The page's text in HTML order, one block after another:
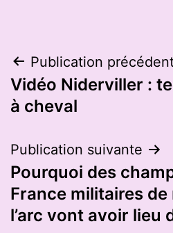
Navigation
de
Publication
Vidéo Niderviller :
à cheval
Publication suivante
Pourquoi des
France militaires
l’arc vont avoir lieu